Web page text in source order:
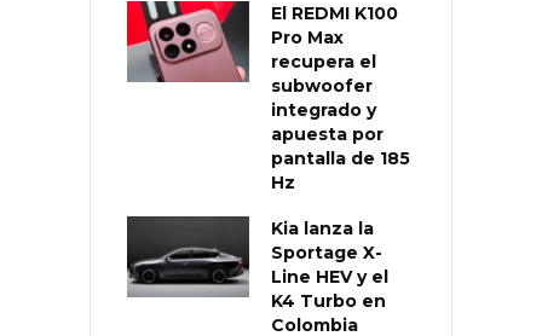
El REDMI K100
Pro Max
recupera el
subwoofer
integrado y
apuesta por
pantalla de 185
Hz
Kia lanza la
Sportage X-
Line HEV y el
K4 Turbo en
Colombia